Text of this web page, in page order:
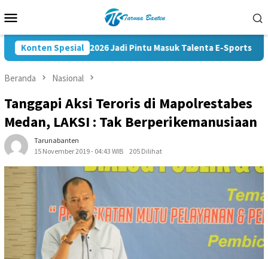
ke
Mobile
Konten Spesial
Kapolri Cup 2026 Jadi Pintu Masuk Talenta E-Sports ke
Beranda Nasional
Tanggapi Aksi Teroris di Mapolrestabes
Medan, LAKSI : Tak Berperikemanusiaan
Tarunabanten
15 November 2019 - 04:43 WIB
205 Dilihat